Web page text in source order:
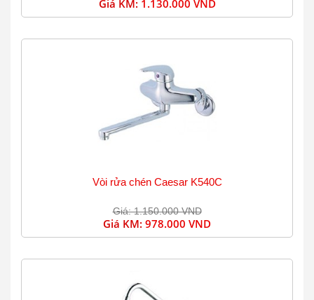
Giá KM: 1.130.000 VND
Vòi rửa chén Caesar K540C
Giá: 1.150.000 VND
Giá KM: 978.000 VND